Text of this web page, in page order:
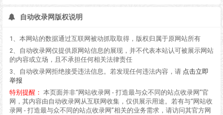
自动收录网版权说明
1、本网站的数据通过互联网被动抓取取得，版权归属于原网站所有
2、自动收录网仅提供原网站信息的展现，并不代表本站认可被展示网站
的内容或立场，且不承担任何相关法律责任
3、自动收录网拒绝接受违法信息。若发现任何违法内容，请 点击立即
举报
特别提醒： 本页面并非“网站收录网 - 打造最与众不同的站点收录网”官
网，其内容由自动收录网从互联网收集，仅供展示用途。若有与“网站收
录网 - 打造最与众不同的站点收录网”相关的业务需求，请访问其官方网